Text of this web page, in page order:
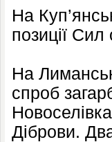
На
позиції
На
спроб
Діброви.